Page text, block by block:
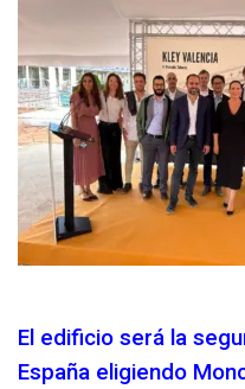
El edificio será la
España eligiendo